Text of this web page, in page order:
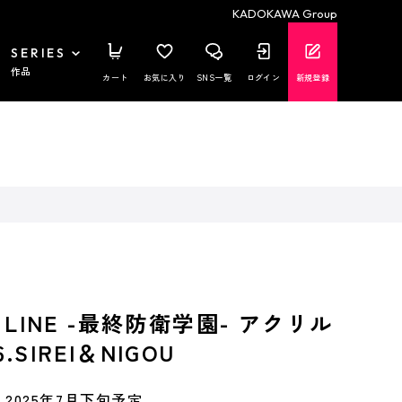
KADOKAWA Group
SERIES
作品 カート お気に入り SNS一覧 ログイン 新規登録
-最終防衛学園- アクリル
＆NIGOU